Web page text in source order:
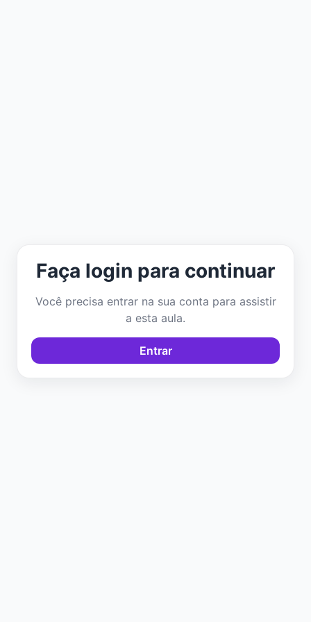
Faça login para continuar
Você precisa entrar na sua conta para assistir
a esta aula.
Entrar